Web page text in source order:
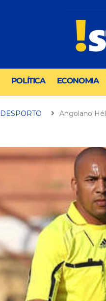
POLÍTICA ECONOMIA
DESPORTO Angolano